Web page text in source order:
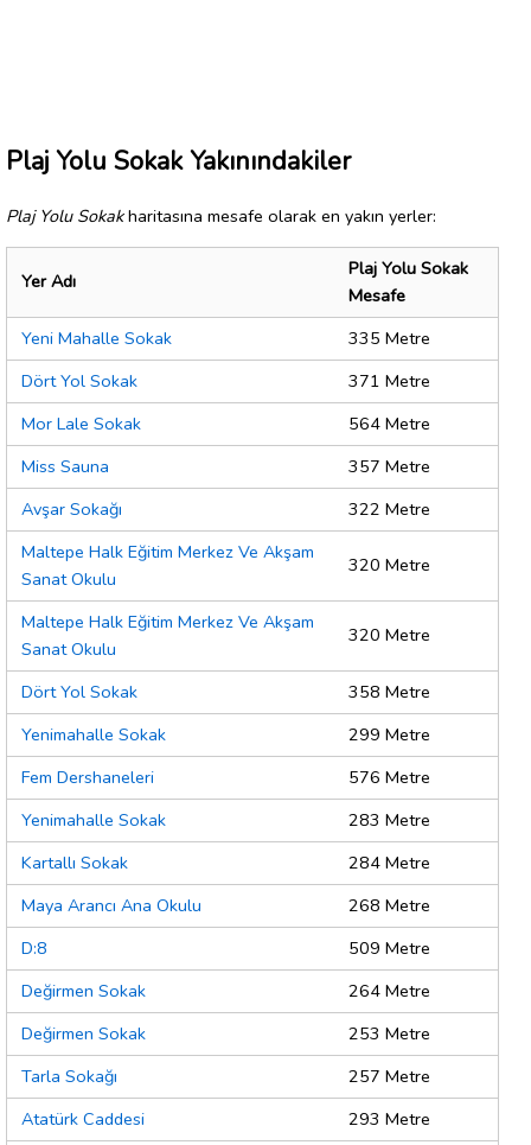
Plaj Yolu Sokak Yakınındakiler
Plaj Yolu Sokakharitasına mesafe olarak en yakın yerler:
Yer Adı
Plaj Yolu Sokak
Mesafe
Yeni Mahalle Sokak
335 Metre
Dört Yol Sokak
371 Metre
Mor Lale Sokak
564 Metre
Miss Sauna
357 Metre
Avşar Sokağı
322 Metre
Maltepe Halk Eğitim Merkez Ve Akşam
Sanat Okulu
320 Metre
Maltepe Halk Eğitim Merkez Ve Akşam
Sanat Okulu
320 Metre
Dört Yol Sokak
358 Metre
Yenimahalle Sokak
299 Metre
Fem Dershaneleri
576 Metre
Yenimahalle Sokak
283 Metre
Kartallı Sokak
284 Metre
Maya Arancı Ana Okulu
268 Metre
D:8
509 Metre
Değirmen Sokak
264 Metre
Değirmen Sokak
253 Metre
Tarla Sokağı
257 Metre
Atatürk Caddesi
293 Metre